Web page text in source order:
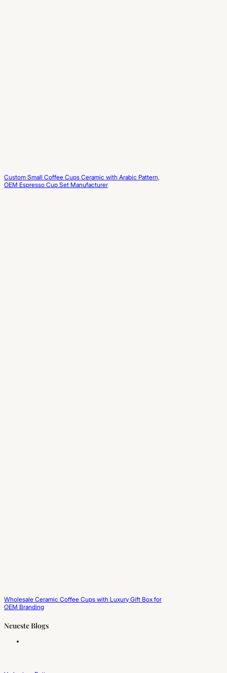
Custom Small Coffee Cups Ceramic with Arabic Pattern,
OEM Espresso Cup Set Manufacturer
Wholesale Ceramic Coffee Cups with Luxury Gift Box for
OEM Branding
Neueste Blogs